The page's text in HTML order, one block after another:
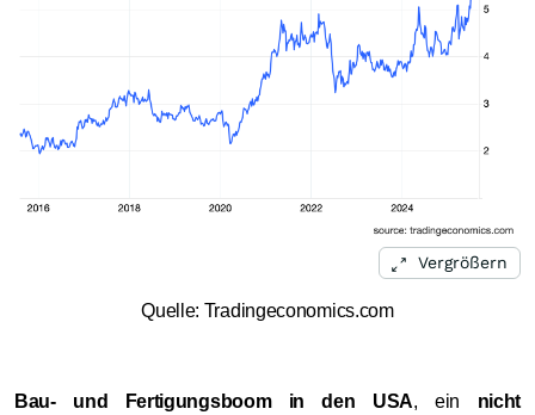
Vergrößern
Quelle: Tradingeconomics.com
Bau‑ und Fertigungsboom in den USA, ein nicht